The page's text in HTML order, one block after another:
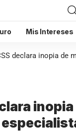
Mis Intereses
declara inopia de